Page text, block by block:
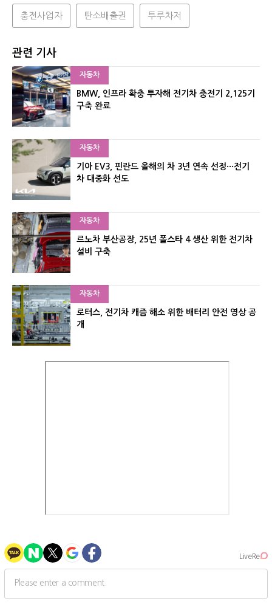
충전사업자 탄소배출권 투루차저
관련 기사
자동차
BMW, 인프라 확충 투자해 전기차 충전기 2,125기
구축 완료
자동차
기아 EV3, 핀란드 올해의 차 3년 연속 선정···전기
차 대중화 선도
자동차
르노차 부산공장, 25년 폴스타 4 생산 위한 전기차
설비 구축
자동차
로터스, 전기차 캐즘 해소 위한 배터리 안전 영상 공
개